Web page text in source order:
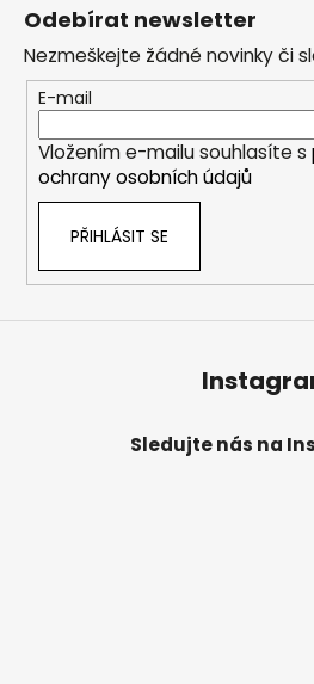
Odebírat newsletter
Nezmeškejte žádné novinky či
E-mail
Vložením e-mailu souhlasíte s
ochrany osobních údajů
PŘIHLÁSIT SE
Sledujte nás na